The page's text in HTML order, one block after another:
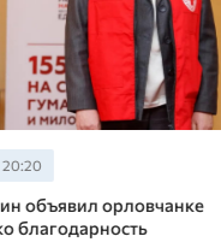
20:20
объявил орловчанке
благодарность